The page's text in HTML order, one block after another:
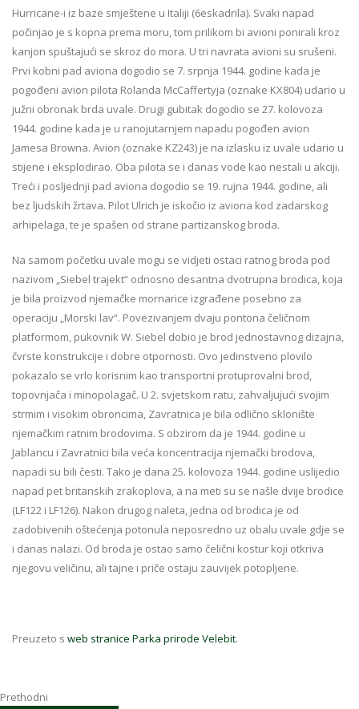
Hurricane-i iz baze smještene u Italiji (6eskadrila). Svaki napad
počinjao je s kopna prema moru, tom prilikom bi avioni ponirali kroz
kanjon spuštajući se skroz do mora. U tri navrata avioni su srušeni.
Prvi kobni pad aviona dogodio se 7. srpnja 1944. godine kada je
pogođeni avion pilota Rolanda McCaffertyja (oznake KX804) udario u
južni obronak brda uvale. Drugi gubitak dogodio se 27. kolovoza
1944. godine kada je u ranojutarnjem napadu pogođen avion
Jamesa Browna. Avion (oznake KZ243) je na izlasku iz uvale udario u
stijene i eksplodirao. Oba pilota se i danas vode kao nestali u akciji.
Treći i posljednji pad aviona dogodio se 19. rujna 1944. godine, ali
bez ljudskih žrtava. Pilot Ulrich je iskočio iz aviona kod zadarskog
arhipelaga, te je spašen od strane partizanskog broda.
Na samom početku uvale mogu se vidjeti ostaci ratnog broda pod
nazivom „Siebel trajekt“ odnosno desantna dvotrupna brodica, koja
je bila proizvod njemačke mornarice izgrađene posebno za
operaciju „Morski lav“. Povezivanjem dvaju pontona čeličnom
platformom, pukovnik W. Siebel dobio je brod jednostavnog dizajna,
čvrste konstrukcije i dobre otpornosti. Ovo jedinstveno plovilo
pokazalo se vrlo korisnim kao transportni protuprovalni brod,
topovnjača i minopolagač. U 2. svjetskom ratu, zahvaljujući svojim
strmim i visokim obroncima, Zavratnica je bila odlično sklonište
njemačkim ratnim brodovima. S obzirom da je 1944. godine u
Jablancu i Zavratnici bila veća koncentracija njemački brodova,
napadi su bili česti. Tako je dana 25. kolovoza 1944. godine uslijedio
napad pet britanskih zrakoplova, a na meti su se našle dvije brodice
(LF122 i LF126). Nakon drugog naleta, jedna od brodica je od
zadobivenih oštećenja potonula neposredno uz obalu uvale gdje se
i danas nalazi. Od broda je ostao samo čelični kostur koji otkriva
njegovu veličinu, ali tajne i priče ostaju zauvijek potopljene.
Preuzeto s web stranice Parka prirode Velebit.
Prethodni